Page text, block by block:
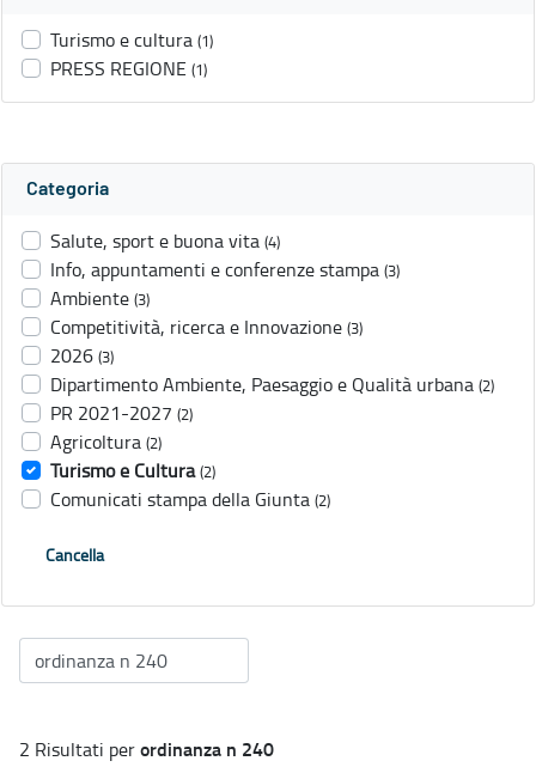
Turismo e cultura (1)
PRESS REGIONE (1)
Categoria
Salute, sport e buona vita (4)
Info, appuntamenti e conferenze stampa (3)
Ambiente (3)
Competitività, ricerca e Innovazione (3)
2026 (3)
Dipartimento Ambiente, Paesaggio e Qualità urbana (2)
PR 2021-2027 (2)
Agricoltura (2)
Turismo e Cultura (2)
Comunicati stampa della Giunta (2)
Cancella
2 Risultati perordinanza n 240